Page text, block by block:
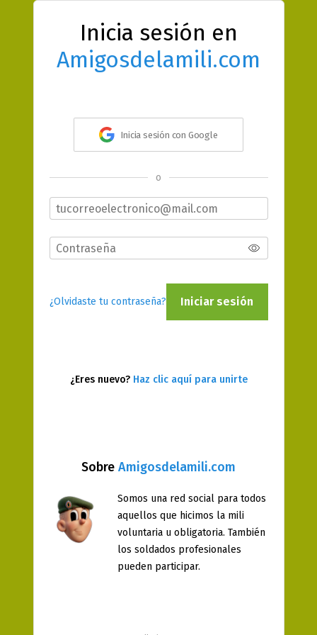
Sobre Amigosdelamili.com
Somos una red social para todos
aquellos que hicimos la mili
voluntaria u obligatoria. También
los soldados profesionales
pueden participar.
Inicia sesión en
Amigosdelamili.com
Inicia sesión con Google
o
¿Olvidaste tu contraseña? Iniciar sesión
¿Eres nuevo? Haz clic aquí para unirte